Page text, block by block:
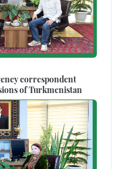
correspondent
of Turkmenistan